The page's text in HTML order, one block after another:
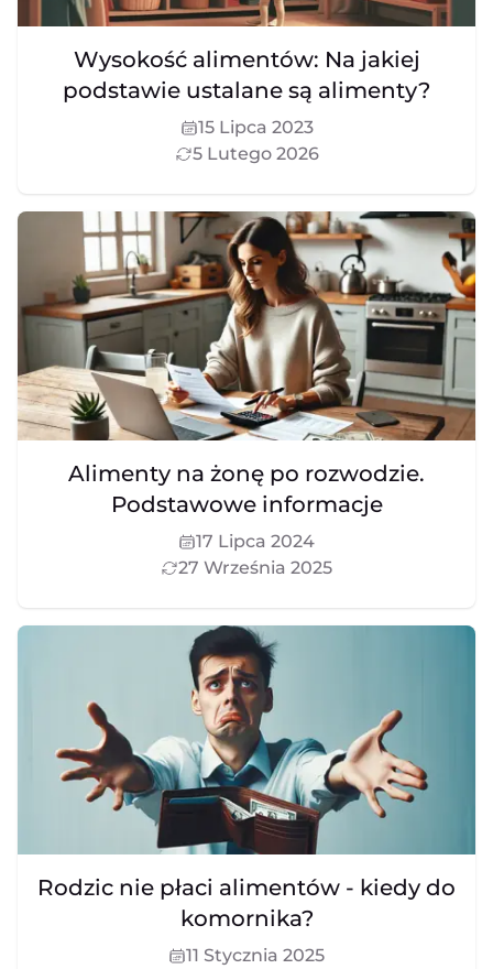
Wysokość alimentów: Na jakiej
podstawie ustalane są alimenty?
15 Lipca 2023
5 Lutego 2026
Alimenty na żonę po rozwodzie.
Podstawowe informacje
17 Lipca 2024
27 Września 2025
Rodzic nie płaci alimentów - kiedy do
komornika?
11 Stycznia 2025